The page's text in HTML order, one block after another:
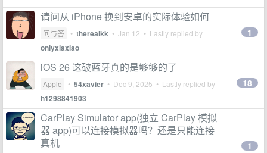
请问从 iPhone 换到安卓的实际体验如何
问与答 • therealkk • Jan 12 • Lastly replied by
onlyxiaxiao
1
iOS 26 这破蓝牙真的是够够的了
Apple • 54xavier • Dec 9, 2025 • Lastly replied by
h1298841903
18
CarPlay Simulator app(独立 CarPlay 模拟
器 app)可以连接模拟器吗？还是只能连接
真机
1